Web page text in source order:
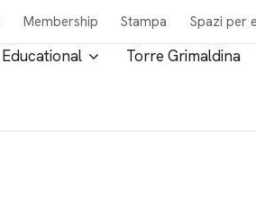
Membership Stampa Spazi per
Educational Torre Grimaldina